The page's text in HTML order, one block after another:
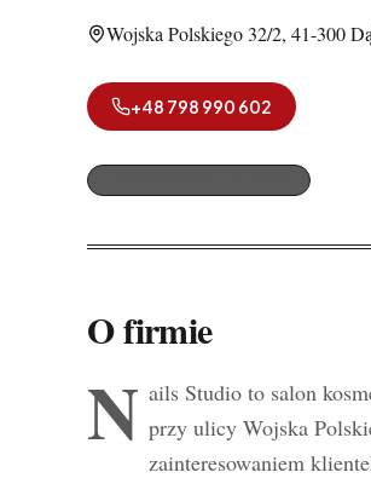
Wojska Polskiego 32/2, 41-300
+48 798 990 602
O firmie
N ails Studio to salon
przy ulicy Wojska
zainteresowaniem